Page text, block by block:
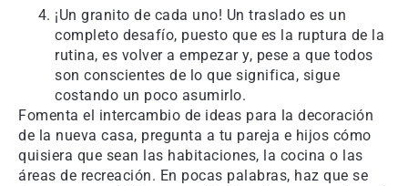
¡Un granito de cada uno! Un traslado es un
completo desafío, puesto que es la ruptura de la
rutina, es volver a empezar y, pese a que todos
son conscientes de lo que significa, sigue
costando un poco asumirlo.
Fomenta el intercambio de ideas para la decoración
de la nueva casa, pregunta a tu pareja e hijos cómo
quisiera que sean las habitaciones, la cocina o las
áreas de recreación. En pocas palabras, haz que se